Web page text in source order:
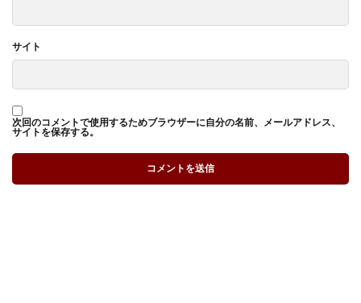
サイト
次回のコメントで使用するためブラウザーに自分の名前、メールアドレス、
サイトを保存する。